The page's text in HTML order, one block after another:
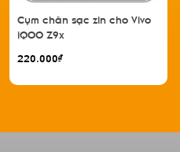
Cụm chân sạc zin cho Vivo
iQOO Z9x
220.000₫